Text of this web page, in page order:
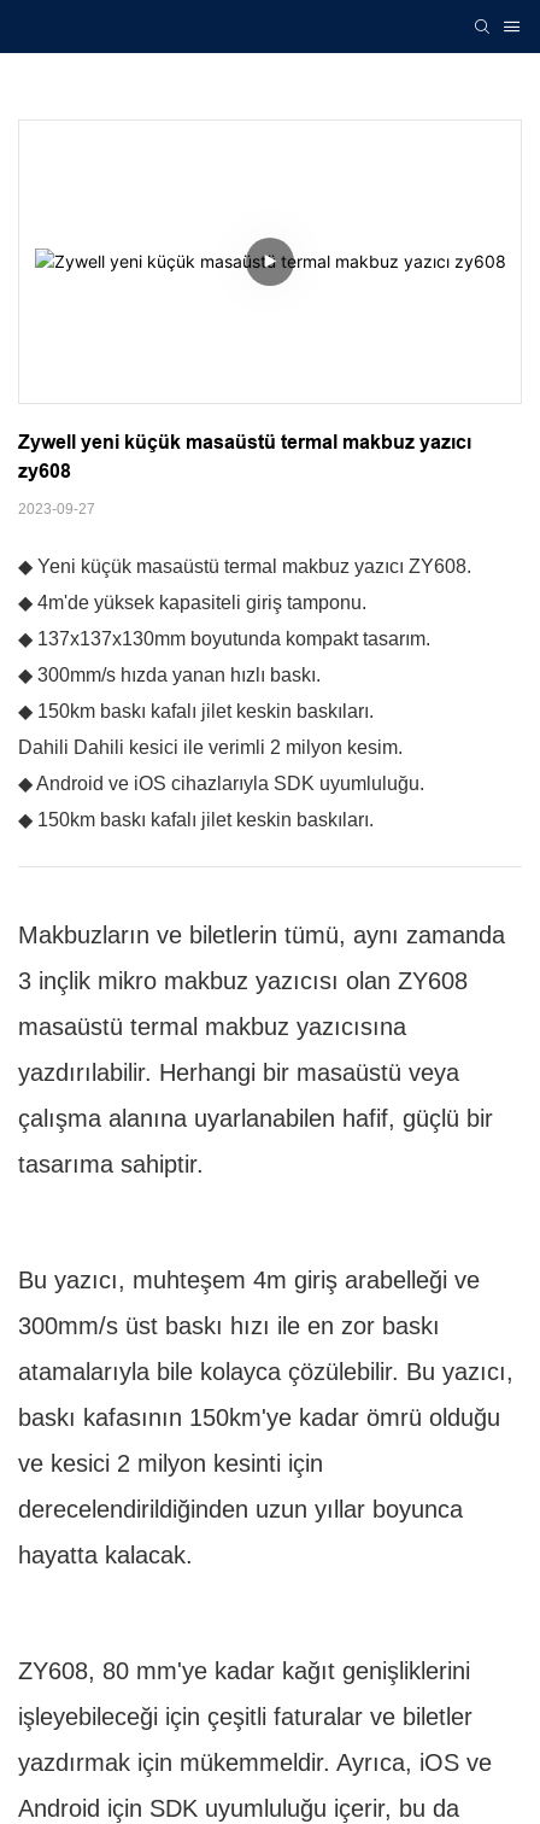
Zywell yeni küçük masaüstü termal makbuz yazıcı
zy608
2023-09-27
◆ Yeni küçük masaüstü termal makbuz yazıcı ZY608.
◆ 4m'de yüksek kapasiteli giriş tamponu.
◆ 137x137x130mm boyutunda kompakt tasarım.
◆ 300mm/s hızda yanan hızlı baskı.
◆ 150km baskı kafalı jilet keskin baskıları.
Dahili Dahili kesici ile verimli 2 milyon kesim.
◆ Android ve iOS cihazlarıyla SDK uyumluluğu.
◆ 150km baskı kafalı jilet keskin baskıları.
Makbuzların ve biletlerin tümü, aynı zamanda
3 inçlik mikro makbuz yazıcısı olan ZY608
masaüstü termal makbuz yazıcısına
yazdırılabilir. Herhangi bir masaüstü veya
çalışma alanına uyarlanabilen hafif, güçlü bir
tasarıma sahiptir.
Bu yazıcı, muhteşem 4m giriş arabelleği ve
300mm/s üst baskı hızı ile en zor baskı
atamalarıyla bile kolayca çözülebilir. Bu yazıcı,
baskı kafasının 150km'ye kadar ömrü olduğu
ve kesici 2 milyon kesinti için
derecelendirildiğinden uzun yıllar boyunca
hayatta kalacak.
ZY608, 80 mm'ye kadar kağıt genişliklerini
işleyebileceği için çeşitli faturalar ve biletler
yazdırmak için mükemmeldir. Ayrıca, iOS ve
Android için SDK uyumluluğu içerir, bu da